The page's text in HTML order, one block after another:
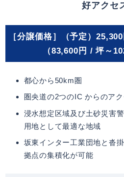
好アクセ
［分譲価格］（予定）
（83,600円 / 坪～
都心から50km圏
圏央道の2つのIC からのア
浸水想定区域及び土砂災害
用地として最適な地域
坂東インター工業団地と沓
拠点の集積化が可能